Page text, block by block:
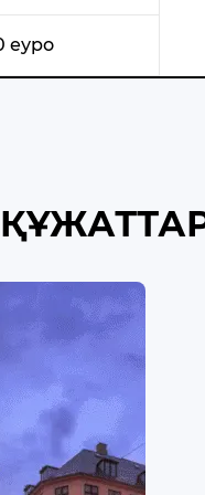
еуро